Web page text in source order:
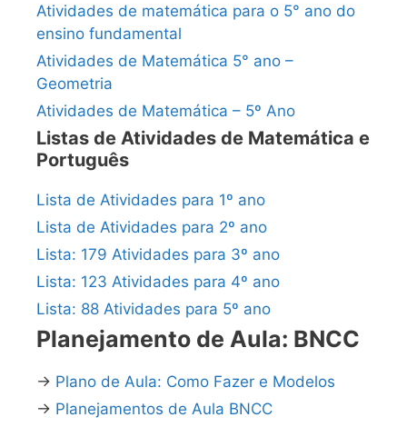
Atividades de matemática para o 5° ano do
ensino fundamental
Atividades de Matemática 5° ano –
Geometria
Atividades de Matemática – 5º Ano
Listas de Atividades de Matemática e
Português
Lista de Atividades para 1º ano
Lista de Atividades para 2º ano
Lista: 179 Atividades para 3º ano
Lista: 123 Atividades para 4º ano
Lista: 88 Atividades para 5º ano
Planejamento de Aula: BNCC
→ Plano de Aula: Como Fazer e Modelos
→ Planejamentos de Aula BNCC